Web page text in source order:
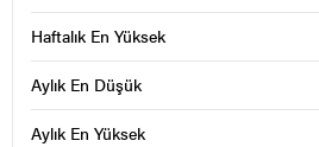
Haftalık En Yüksek
Aylık En Düşük
Aylık En Yüksek